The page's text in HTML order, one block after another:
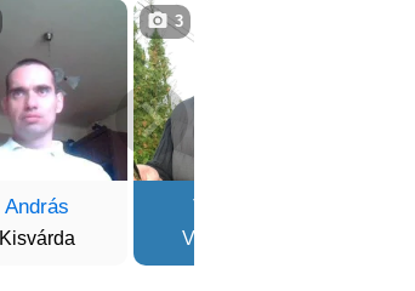
András
Kisvárda
Tibi
Veszprém
3